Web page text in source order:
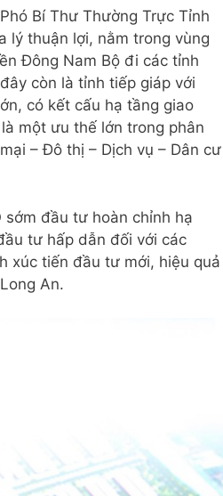
Bí Thư Thường Trực Tỉnh
lý thuận lợi, nằm trong vùng
Đông Nam Bộ đi các tỉnh
còn là tỉnh tiếp giáp với
có kết cấu hạ tầng giao
một ưu thế lớn trong phân
– Đô thị – Dịch vụ – Dân cư
sớm đầu tư hoàn chỉnh hạ
tư hấp dẫn đối với các
xúc tiến đầu tư mới, hiệu quả
An.